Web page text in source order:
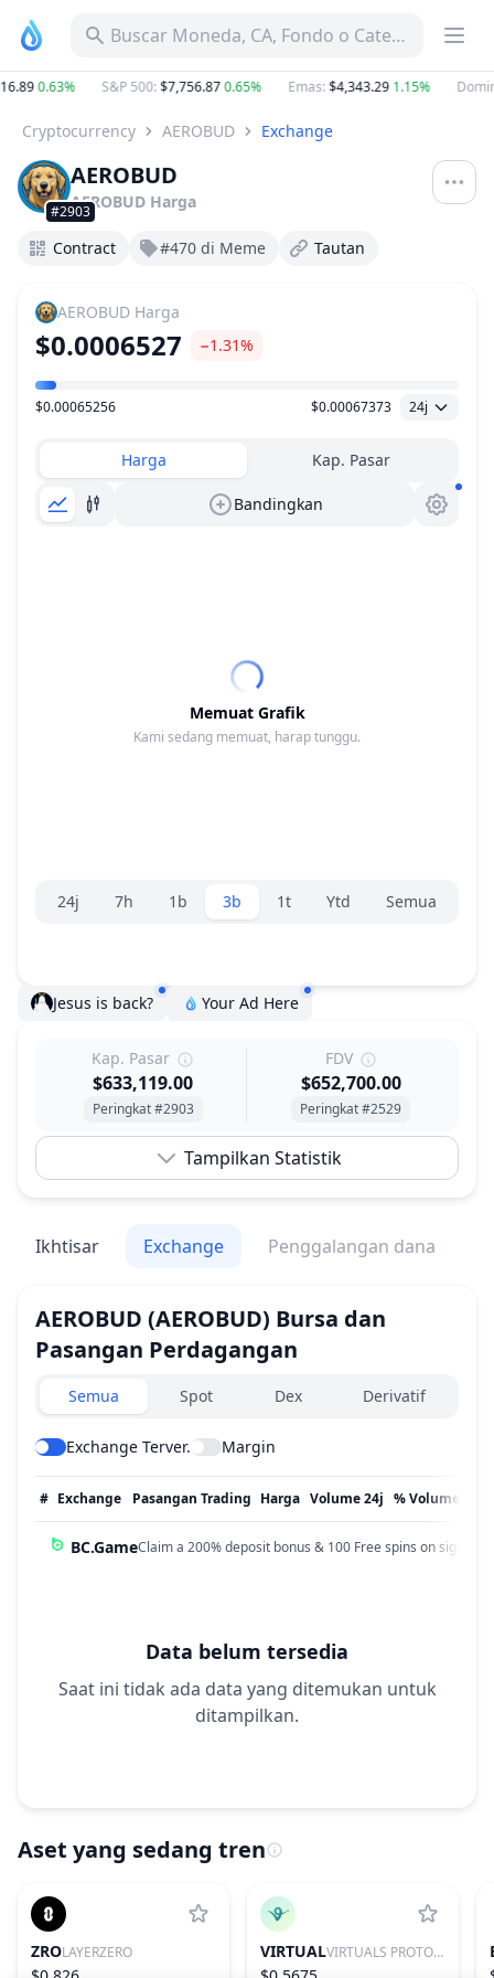
Buscar Moneda, CA, Fondo o Categoría
0.63% S&P 500:$7,756.870.65% Emas:$4,343.291.15%
Cryptocurrency AEROBUD Exchange
#2903
AEROBUD
AEROBUD Harga
Contract #470 di Meme Tautan
AEROBUD Harga
$0.0006527 −1.31%
Kisaran Harga
$0.00065256 $0.00067373 24j
Harga Kap. Pasar
Bandingkan
Memuat Grafik
Kami sedang memuat, harap tunggu.
Pemilih rentang.
24j 7h 1b 3b 1t Ytd Semua
Jesus is back? Your Ad Here
Kap. Pasar
$633,119.00
Peringkat #2903
FDV
$652,700.00
Peringkat #2529
Tampilkan Statistik
Ikhtisar Exchange Penggalangan dana
AEROBUD (AEROBUD) Bursa dan
Pasangan Perdagangan
Exchanges type
Semua Spot Dex Derivatif
Exchange Terver. Margin
# Exchange Pasangan Trading Harga Volume 24j % Volume
BC.GameClaim a 200% deposit bonus & 100 Free spins on sign up!
Data belum tersedia
Saat ini tidak ada data yang ditemukan untuk
ditampilkan.
Aset yang sedang tren
ZROLAYERZERO VIRTUAL VIRTUALS PROTOCOL